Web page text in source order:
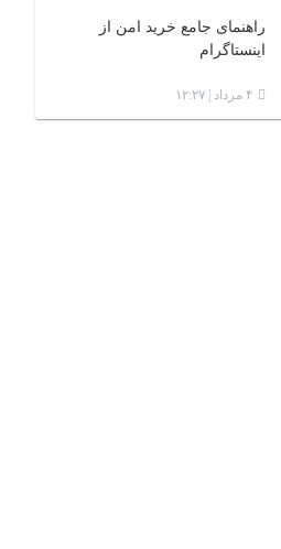
راهنمای جامع خرید امن از
اینستاگرام
۴ مرداد | ۱۲:۲۷